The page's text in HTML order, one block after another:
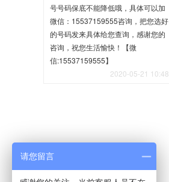
号号码保底不能降低哦，具体可以加
微信：15537159555咨询，把您选好
的号码发来具体给您查询，感谢您的
咨询，祝您生活愉快！【微
信:15537159555】
2020-05-21 10:48
请您留言